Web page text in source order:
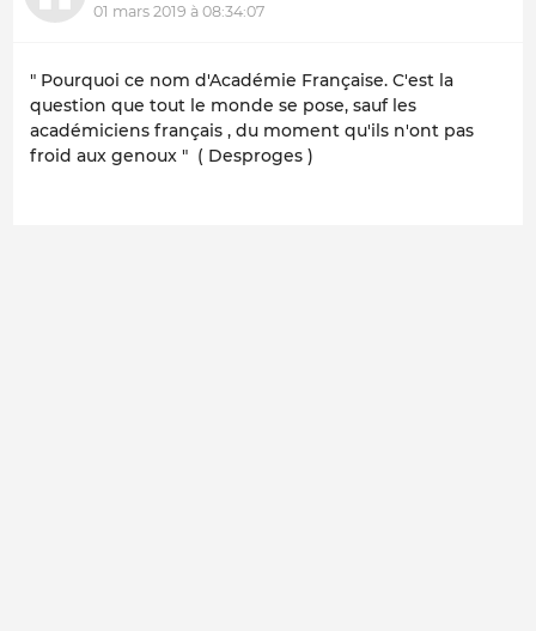
01 mars 2019 à 08:34:07
" Pourquoi ce nom d'Académie Française. C'est la
question que tout le monde se pose, sauf les
académiciens français , du moment qu'ils n'ont pas
froid aux genoux " ( Desproges )